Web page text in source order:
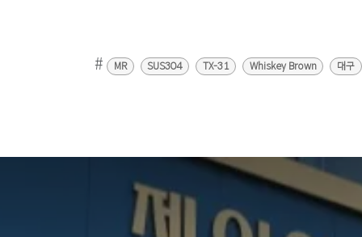
# MR SUS304 TX-31 Whiskey Brown 대구